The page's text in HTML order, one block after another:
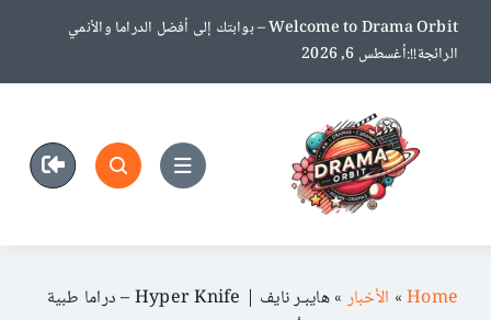
Skip
Welcome to Drama Orbit – بوابتك إلى أفضل الدراما والأنمي
الرائجة!!:أغسطس 6, 2026
Home
» الأخبار»
هايبـر نايف | Hyper Knife – دراما طبية